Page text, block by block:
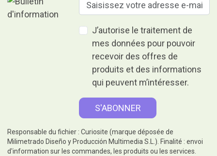
J’autorise le traitement de
mes données pour pouvoir
recevoir des offres de
produits et des informations
qui peuvent m’intéresser.
Responsable du fichier : Curiosite (marque déposée de
Milimetrado Diseño y Producción Multimedia S.L.). Finalité : envoi
d'information sur les commandes, les produits ou les services.